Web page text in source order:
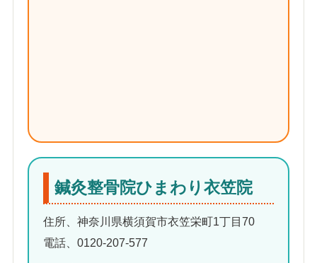
鍼灸整骨院ひまわり衣笠院
住所、神奈川県横須賀市衣笠栄町1丁目70
電話、0120-207-577